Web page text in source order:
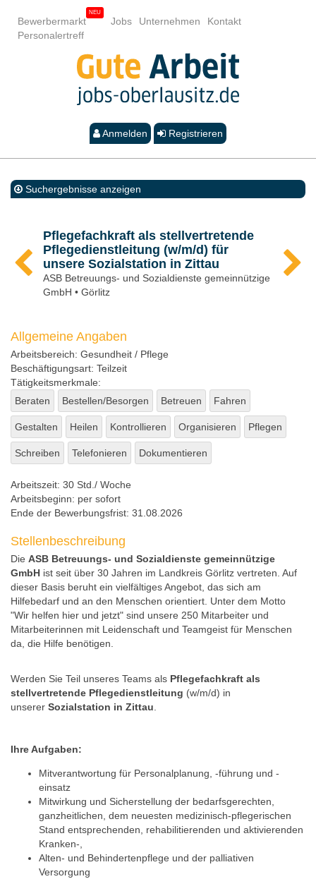
Bewerbermarkt Jobs Unternehmen
Kontakt
Personalertreff
Anmelden Registrieren
Suchergebnisse anzeigen
Pflegefachkraft als stellvertretende
Pflegedienstleitung (w/m/d) für
unsere Sozialstation in Zittau
ASB Betreuungs- und Sozialdienste gemeinnützige
GmbH • Görlitz
Allgemeine Angaben
Arbeitsbereich: Gesundheit / Pflege
Beschäftigungsart: Teilzeit
Tätigkeitsmerkmale:
Beraten
Bestellen/Besorgen Betreuen Fahren
Gestalten Heilen Kontrollieren Organisieren Pflegen
Schreiben Telefonieren Dokumentieren
Arbeitszeit: 30 Std./ Woche
Arbeitsbeginn: per sofort
Ende der Bewerbungsfrist: 31.08.2026
Stellenbeschreibung
Die ASB Betreuungs- und Sozialdienste gemeinnützige
GmbH ist seit über 30 Jahren im Landkreis Görlitz vertreten. Auf
dieser Basis beruht ein vielfältiges Angebot, das sich am
Hilfebedarf und an den Menschen orientiert. Unter dem Motto
"Wir helfen hier und jetzt" sind unsere 250 Mitarbeiter und
Mitarbeiterinnen mit Leidenschaft und Teamgeist für Menschen
da, die Hilfe benötigen.
Werden Sie Teil unseres Teams als Pflegefachkraft als
stellvertretende Pflegedienstleitung (w/m/d) in
unserer Sozialstation in Zittau
Ihre Aufgaben:
Mitverantwortung für Personalplanung, -führung und -
einsatz
Mitwirkung und Sicherstellung der bedarfsgerechten,
ganzheitlichen, dem neuesten medizinisch-pflegerischen
Stand entsprechenden, rehabilitierenden und aktivierenden
Kranken-,
Alten- und Behindertenpflege und der palliativen
Versorgung